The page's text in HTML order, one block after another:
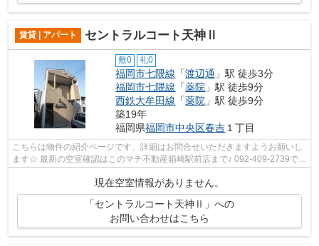
賃貸 | アパート セントラルコート天神Ⅱ
敷0 礼0
福岡市七隈線 「渡辺通 」駅 徒歩3分
福岡市七隈線 「薬院 」駅 徒歩9分
西鉄大牟田線 「薬院 」駅 徒歩9分
築19年
福岡県福岡市中央区春吉 １丁目
こちらは物件の紹介ページです、詳細はお問合せいただきますようお願いし
ます☆ 最新の空室確認はこのマチ不動産箱崎駅前店まで♪ 092-409-2739で
す！迅速に対応致します！！！！！♪
現在空室情報がありません。
「セントラルコート天神Ⅱ」への
お問い合わせはこちら